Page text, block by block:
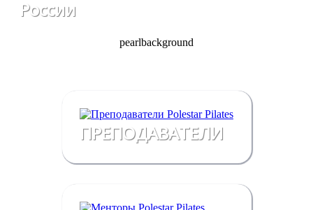
России
pearlbackground
ПРЕПОДАВАТЕЛИ